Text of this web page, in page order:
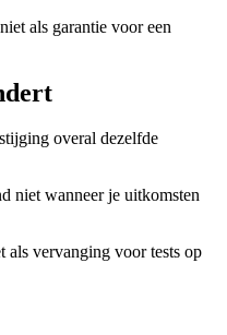
als garantie voor een
overal dezelfde
niet wanneer je uitkomsten
als vervanging voor tests op